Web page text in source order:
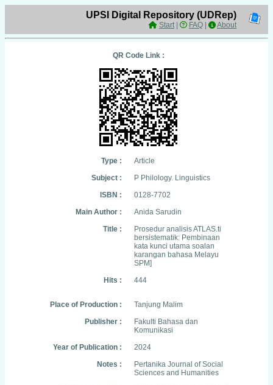
UPSI Digital Repository (UDRep)
Start| FAQ About
QR Code Link :
Type :
Article
Subject :
P Philology. Linguistics
ISBN :
0128-7702
Main Author :
Anida Sarudin
Title :
Prosedur analisis ATLAS.ti
bersistematik: Pembinaan
kata kunci utama soalan
karangan bahasa Melayu
SPM]
Hits :
444
Place of Production :
Tanjung Malim
Publisher :
Fakulti Bahasa dan
Komunikasi
Year of Publication :
2024
Notes :
Pertanika Journal of Social
Sciences and Humanities